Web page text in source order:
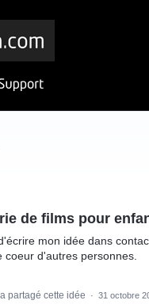
de films pour
mon idée dans
coeur d'autres personnes.
a partagé cette idée · 31 octobre